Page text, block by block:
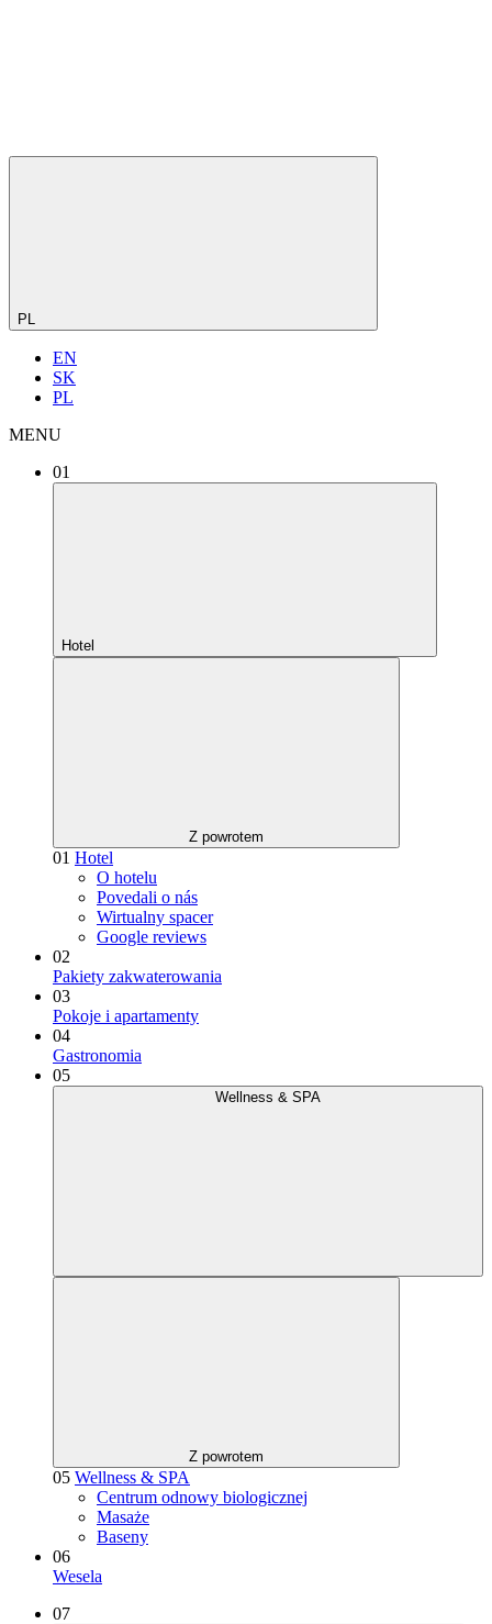
PL
EN
SK
PL
MENU
01
Hotel
Z powrotem
01 Hotel
O hotelu
Povedali o nás
Wirtualny spacer
Google reviews
02
Pakiety zakwaterowania
03
Pokoje i apartamenty
04
Gastronomia
05
Wellness & SPA
Z powrotem
05 Wellness & SPA
Centrum odnowy biologicznej
Masaże
Baseny
06
Wesela
07